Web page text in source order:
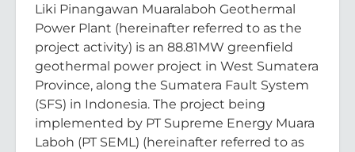
Liki Pinangawan Muaralaboh Geothermal
Power Plant (hereinafter referred to as the
project activity) is an 88.81MW greenfield
geothermal power project in West Sumatera
Province, along the Sumatera Fault System
(SFS) in Indonesia. The project being
implemented by PT Supreme Energy Muara
Laboh (PT SEML) (hereinafter referred to as